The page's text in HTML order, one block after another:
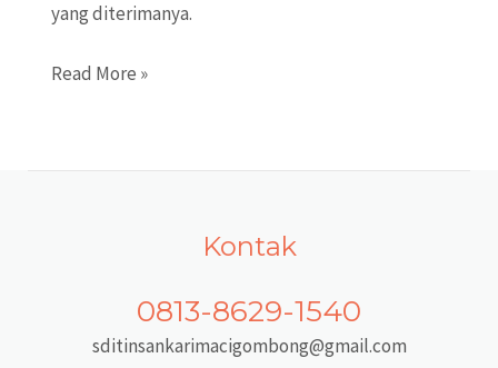
yang diterimanya.
Food
Read More »
Kontak
0813-8629-1540
sditinsankarimacigombong@gmail.com